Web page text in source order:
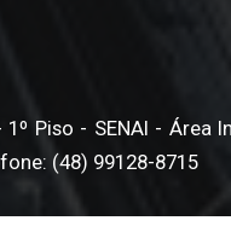
Piso - SENAI - Área
(48) 99128-8715